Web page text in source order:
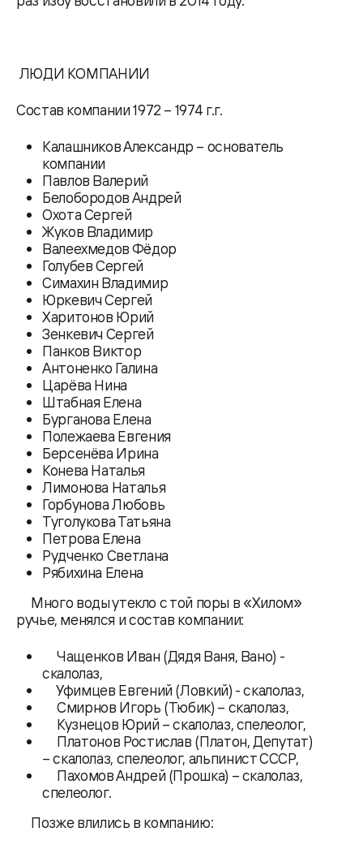
ЛЮДИ КОМПАНИИ
Состав компании 1972 – 1974 г.г.
Калашников Александр – основатель
компании
Павлов Валерий
Белобородов Андрей
Охота Сергей
Жуков Владимир
Валеехмедов Фёдор
Голубев Сергей
Симахин Владимир
Юркевич Сергей
Харитонов Юрий
Зенкевич Сергей
Панков Виктор
Антоненко Галина
Царёва Нина
Штабная Елена
Бурганова Елена
Полежаева Евгения
Берсенёва Ирина
Конева Наталья
Лимонова Наталья
Горбунова Любовь
Туголукова Татьяна
Петрова Елена
Рудченко Светлана
Рябихина Елена
Много воды утекло с той поры в «Хилом»
ручье, менялся и состав компании:
Чащенков Иван (Дядя Ваня, Вано) -
скалолаз,
Уфимцев Евгений (Ловкий) - скалолаз,
Смирнов Игорь (Тюбик) – скалолаз,
Кузнецов Юрий – скалолаз, спелеолог,
Платонов Ростислав (Платон, Депутат)
– скалолаз, спелеолог, альпинист СССР,
Пахомов Андрей (Прошка) – скалолаз,
спелеолог.
Позже влились в компанию: